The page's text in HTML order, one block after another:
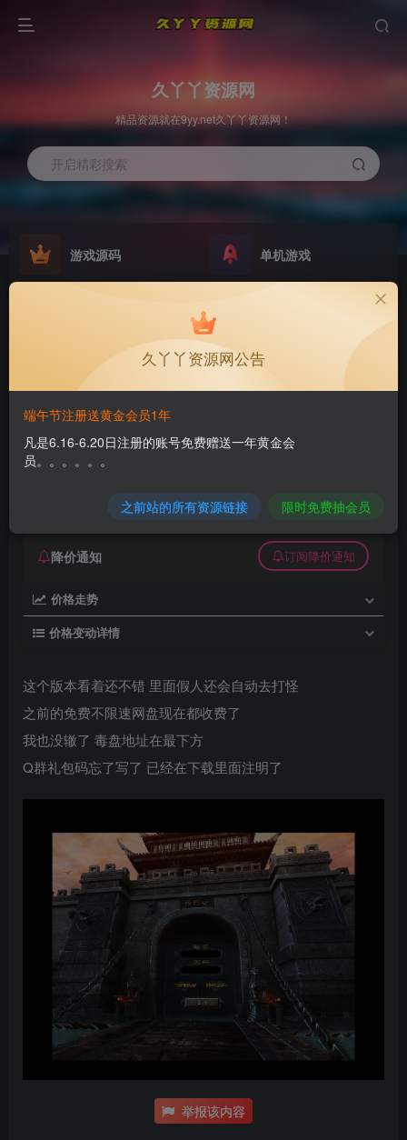
久丫丫资源网
精品资源就在9yy.net久丫丫资源网！
开启精彩搜索
游戏源码 单机游戏
欢迎大家无偿赞助！
传奇皇城火龙 诸神之战 假人陪玩 四大陆
久丫丫
0 25 0
降价通知 订阅降价通知
价格走势
价格变动详情
这个版本看着还不错 里面假人还会自动去打怪
之前的免费不限速网盘现在都收费了
我也没辙了 毒盘地址在最下方
Q群礼包码忘了写了 已经在下载里面注明了
举报该内容
久丫丫资源网公告
端午节注册送黄金会员1年
凡是6.16-6.20日注册的账号免费赠送一年黄金会
员。。。。。。
之前站的所有资源链接 限时免费抽会员